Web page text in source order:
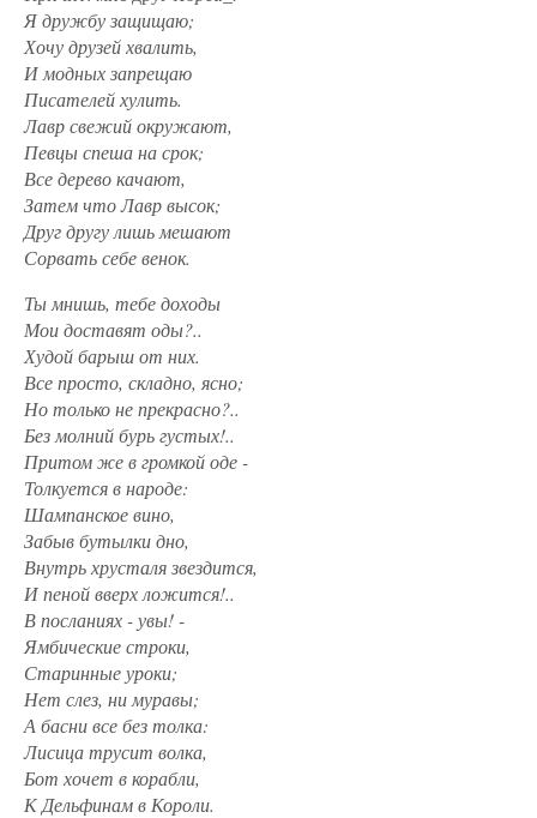
Я дружбу защищаю;
Хочу друзей хвалить,
И модных запрещаю
Писателей хулить.
Лавр свежий окружают,
Певцы спеша на срок;
Все дерево качают,
Затем что Лавр высок;
Друг другу лишь мешают
Сорвать себе венок.
Ты мнишь, тебе доходы
Мои доставят оды?..
Худой барыш от них.
Все просто, складно, ясно;
Но только не прекрасно?..
Без молнийбурь густых!..
Притом же в громкой оде -
Толкуется в народе:
Шампанское вино,
Забыв бутылки дно,
Внутрь хрусталя звездится,
И пеной вверх ложится!..
В посланиях - увы! -
Ямбические строки,
Старинные уроки;
Нет слез, ни муравы;
А басни все без толка:
Лисица трусит волка,
Бот хочет в корабли,
К Дельфинам в Короли.